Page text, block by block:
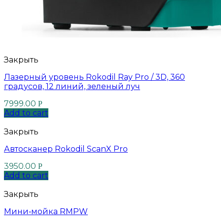
Закрыть
Лазерный уровень Rokodil Ray Pro / 3D, 360
градусов, 12 линий, зеленый луч
7999.00 Р
Add to cart
Закрыть
Автосканер Rokodil ScanX Pro
3950.00 Р
Add to cart
Закрыть
Мини‑мойка RMPW